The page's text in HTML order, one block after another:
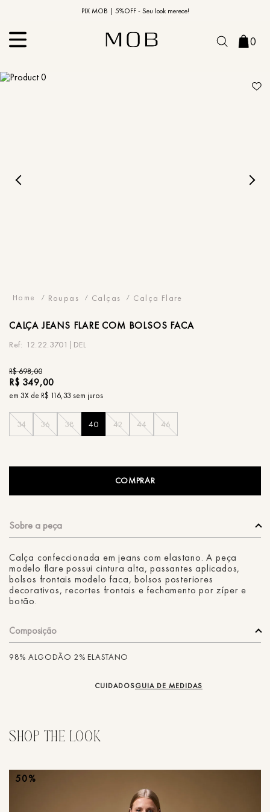
PIX MOB | 5%OFF - Seu look merece!
10% OFF na primeira compra | Cupom: BEMVINDO10*
0
Roupas Calças Calça Flare
CALÇA JEANS FLARE COM BOLSOS FACA
12.22.3701|DEL
R$698,00
R$ 349,00
em 3X de R$ 116,33 sem juros
34 36 38 40 42 44 46
COMPRAR
Calça confeccionada em jeans com elastano. A peça
modelo flare possui cintura alta, passantes aplicados,
bolsos frontais modelo faca, bolsos posteriores
decorativos, recortes frontais e fechamento por zíper e
botão.
Composição
98% ALGODÃO 2% ELASTANO
CUIDADOSGUIA DE MEDIDAS
50%